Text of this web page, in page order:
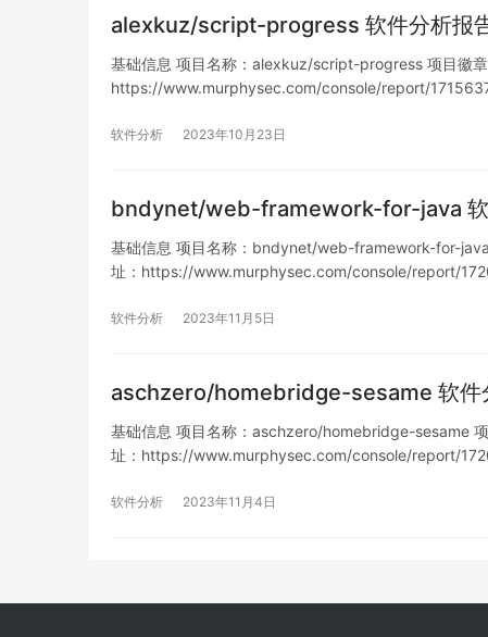
alexkuz/script-progress 软件分析报
基础信息 项目名称：alexkuz/script-progress 项目徽
https://www.murphysec.com/console/report/
软件分析 2023年10月23日
bndynet/web-framework-for-java 软
基础信息 项目名称：bndynet/web-framework-for-
址：https://www.murphysec.com/console/report/
软件分析 2023年11月5日
aschzero/homebridge-sesame 软件
基础信息 项目名称：aschzero/homebridge-sesame
址：https://www.murphysec.com/console/report/
软件分析 2023年11月4日